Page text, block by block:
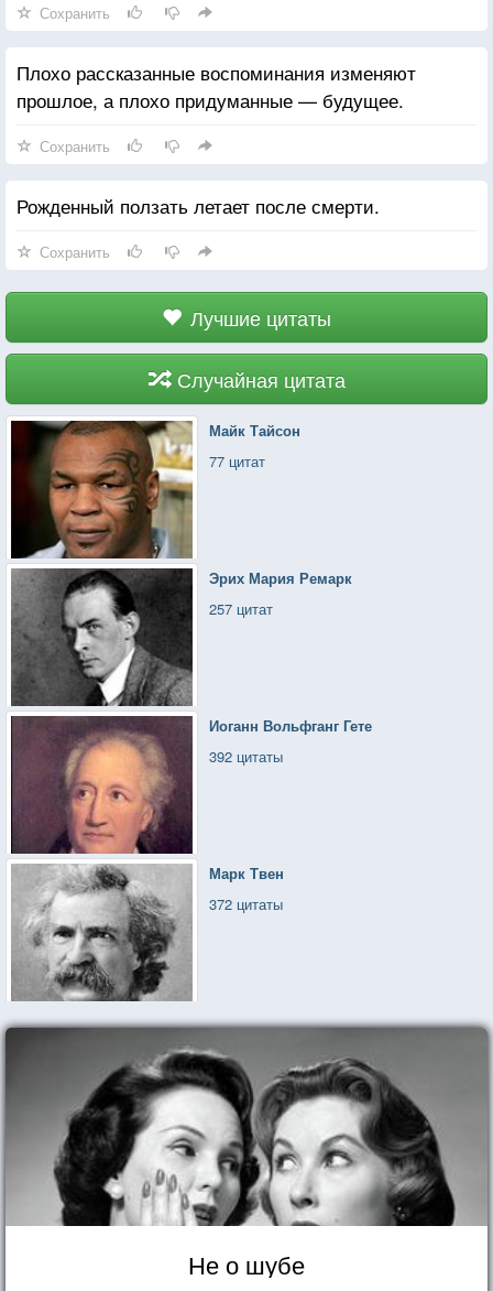
Сохранить
Плохо рассказанные воспоминания изменяют
прошлое, а плохо придуманные — будущее.
Сохранить
Рожденный ползать летает после смерти.
Сохранить
Лучшие цитаты
Случайная цитата
Майк Тайсон
77 цитат
Эрих Мария Ремарк
257 цитат
Иоганн Вольфганг Гете
392 цитаты
Марк Твен
372 цитаты
Не о шубе